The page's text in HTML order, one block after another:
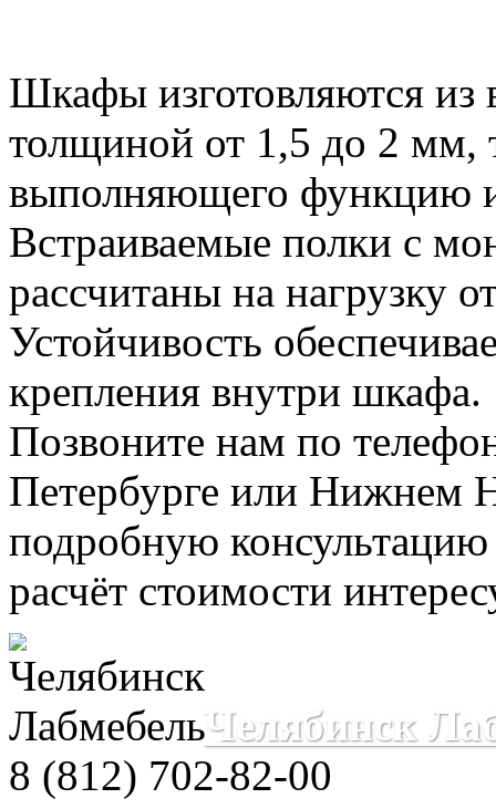
Шкафы изготовляются из
толщиной от 1,5 до 2 мм,
выполняющего функцию
Встраиваемые полки с
рассчитаны на нагрузку
Устойчивость
крепления внутри шкафа.
Позвоните нам по
Петербурге или Нижнем
подробную
расчёт стоимости
Челябинск
8 (812) 702-82-00